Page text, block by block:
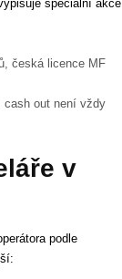
speciální akce
česká licence MF
cash out není vždy
v
podle